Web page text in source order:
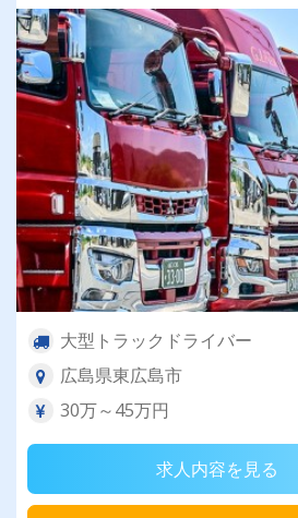
大型トラックドライバー
広島県東広島市
30万～45万円
求人内容を見る